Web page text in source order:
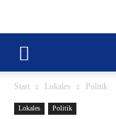
Start Lokales Politik
Lokales Politik